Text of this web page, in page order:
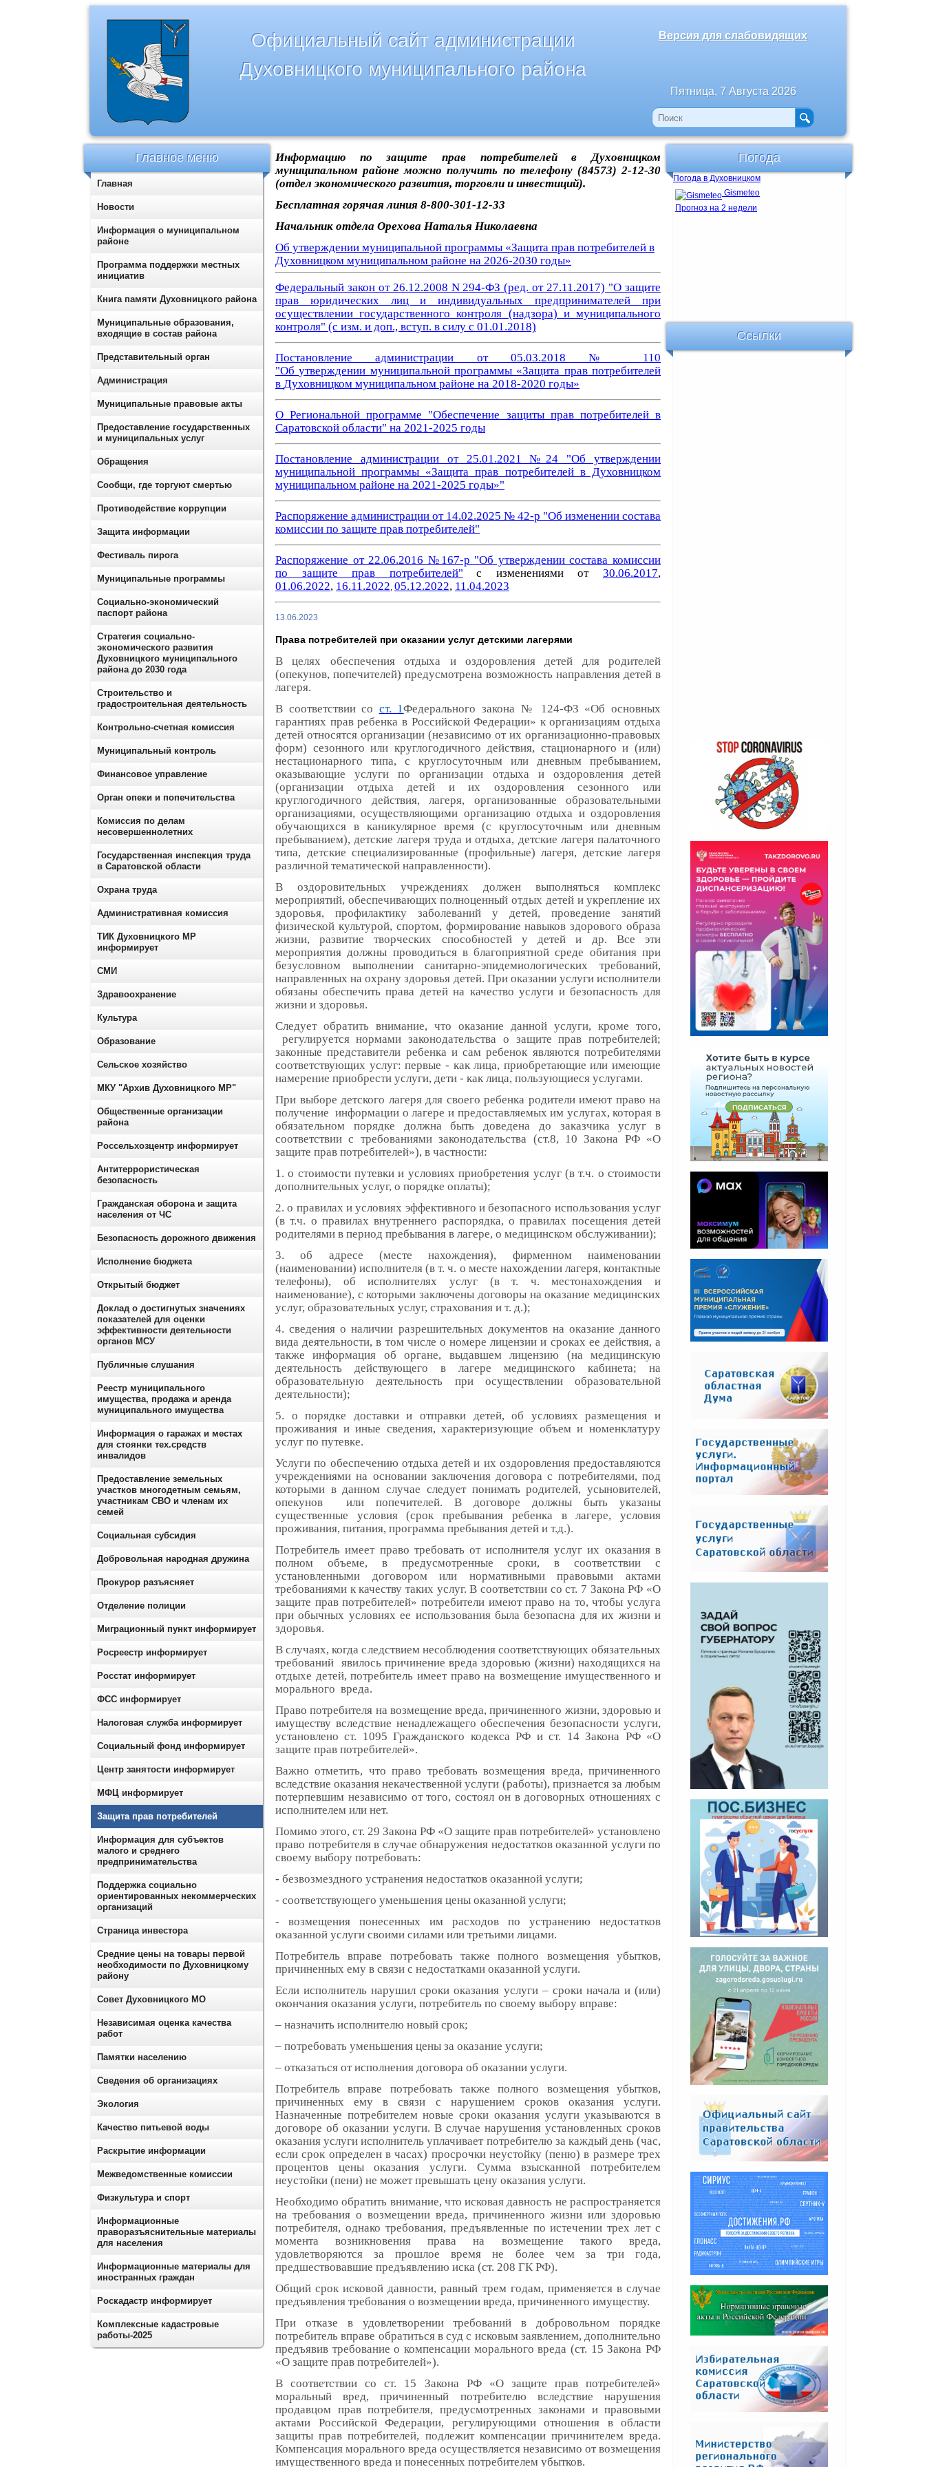
Официальный сайт администрации
Духовницкого муниципального района
Версия для слабовидящих
Пятница, 7 Августа 2026
Информацию по защите прав потребителей в Духовницком
муниципальном районе можно получить по телефону (84573) 2-12-30
(отдел экономического развития, торговли и инвестиций).
Бесплатная горячая линия 8-800-301-12-33
Начальник отдела Орехова Наталья Николаевна
Об утверждении муниципальной программы «Защита прав потребителей в
Духовницком муниципальном районе на 2026-2030 годы»
Федеральный закон от 26.12.2008 N 294-ФЗ (ред. от 27.11.2017) "О защите
прав юридических лиц и индивидуальных предпринимателей при
осуществлении государственного контроля (надзора) и муниципального
контроля" (с изм. и доп., вступ. в силу с 01.01.2018)
Постановление администрации от 05.03.2018 № 110
"Обутверждении муниципальной программы «Защита прав потребителей
в Духовницком муниципальном районе на 2018-2020 годы»
О Региональной программе "Обеспечение защиты прав потребителей в
Саратовской области" на 2021-2025 годы
Постановление администрации от 25.01.2021 №24 "Об утверждении
муниципальной программы «Защита прав потребителей в Духовницком
муниципальном районе на 2021-2025 годы»"
Распоряжение администрации от 14.02.2025 № 42-р "Об изменении состава
комиссии по защите прав потребителей"
Распоряжение от 22.06.2016 №167-р "Об утверждении состава комиссии
по защите прав потребителей" с изменениями от30.06.2017,
01.06.2022, 16.11.2022, 05.12.2022, 11.04.2023
13.06.2023
Права потребителей при оказании услуг детскими лагерями
В целях обеспечения отдыха и оздоровления детей для родителей
(опекунов, попечителей) предусмотрена возможность направления детей в
лагеря.
В соответствии со ст. 1Федерального закона № 124-ФЗ «Об основных
гарантиях прав ребенка в Российской Федерации» к организациям отдыха
детей относятся организации (независимо от их организационно-правовых
форм) сезонного или круглогодичного действия, стационарного и (или)
нестационарного типа, с круглосуточным или дневным пребыванием,
оказывающие услуги по организации отдыха и оздоровления детей
(организации отдыха детей и их оздоровления сезонного или
круглогодичного действия, лагеря, организованные образовательными
организациями, осуществляющими организацию отдыха и оздоровления
обучающихся в каникулярное время (с круглосуточным или дневным
пребыванием), детские лагеря труда и отдыха, детские лагеря палаточного
типа, детские специализированные (профильные) лагеря, детские лагеря
различной тематической направленности).
В оздоровительных учреждениях должен выполняться комплекс
мероприятий, обеспечивающих полноценный отдых детей и укрепление их
здоровья, профилактику заболеваний у детей, проведение занятий
физической культурой, спортом, формирование навыков здорового образа
жизни, развитие творческих способностей у детей и др. Все эти
мероприятия должны проводиться в благоприятной среде обитания при
безусловном выполнении санитарно-эпидемиологических требований,
направленных на охрану здоровья детей. При оказании услуги исполнители
обязаны обеспечить права детей на качество услуги и безопасность для
жизни и здоровья.
Следует обратить внимание, что оказание данной услуги, кроме того,
регулируется нормами законодательства о защите прав потребителей;
законные представители ребенка и сам ребенок являются потребителями
соответствующих услуг: первые - как лица, приобретающие или имеющие
намерение приобрести услуги, дети - как лица, пользующиеся услугами.
При выборе детского лагеря для своего ребенка родители имеют право на
получение информации о лагере и предоставляемых им услугах, которая в
обязательном порядке должна быть доведена до заказчика услуг в
соответствии с требованиями законодательства (ст.8, 10 Закона РФ «О
защите прав потребителей»), в частности:
1.о стоимости путевки и условиях приобретения услуг (в т.ч. о стоимости
дополнительных услуг, о порядке оплаты);
2.о правилах и условиях эффективного и безопасного использования услуг
(в т.ч. о правилах внутреннего распорядка, о правилах посещения детей
родителями в период пребывания в лагере, о медицинском обслуживании);
3.об адресе (месте нахождения), фирменном наименовании
(наименовании) исполнителя (в т. ч. о месте нахождении лагеря, контактные
телефоны), об исполнителях услуг (в т. ч. местонахождения и
наименование), с которыми заключены договоры на оказание медицинских
услуг, образовательных услуг, страхования и т. д.);
4.сведения о наличии разрешительных документов на оказание данного
вида деятельности, в том числе о номере лицензии и сроках ее действия, а
также информация об органе, выдавшем лицензию (на медицинскую
деятельность действующего в лагере медицинского кабинета; на
образовательную деятельность при осуществлении образовательной
деятельности);
5. о порядке доставки и отправки детей, об условиях размещения и
проживания и иные сведения, характеризующие объем и номенклатуру
услуг по путевке.
Услуги по обеспечению отдыха детей и их оздоровления предоставляются
учреждениями на основании заключения договора с потребителями, под
которыми в данном случае следует понимать родителей, усыновителей,
опекунов или попечителей. В договоре должны быть указаны
существенные условия (срок пребывания ребенка в лагере, условия
проживания, питания, программа пребывания детей и т.д.).
Потребитель имеет право требовать от исполнителя услуг их оказания в
полном объеме, в предусмотренные сроки, в соответствии с
установленными договором или нормативными правовыми актами
требованиями к качеству таких услуг. В соответствии со ст. 7 Закона РФ «О
защите прав потребителей» потребители имеют право на то, чтобы услуга
при обычных условиях ее использования была безопасна для их жизни и
здоровья.
В случаях, когда следствием несоблюдения соответствующих обязательных
требований явилось причинение вреда здоровью (жизни) находящихся на
отдыхе детей, потребитель имеет право на возмещение имущественного и
морального вреда.
Право потребителя на возмещение вреда, причиненного жизни, здоровью и
имуществу вследствие ненадлежащего обеспечения безопасности услуги,
установлено ст. 1095 Гражданского кодекса РФ и ст. 14 Закона РФ «О
защите прав потребителей».
Важно отметить, что право требовать возмещения вреда, причиненного
вследствие оказания некачественной услуги (работы), признается за любым
потерпевшим независимо от того, состоял он в договорных отношениях с
исполнителем или нет.
Помимо этого, ст. 29 Закона РФ «О защите прав потребителей» установлено
право потребителя в случае обнаружения недостатков оказанной услуги по
своему выбору потребовать:
- безвозмездного устранения недостатков оказанной услуги;
- соответствующего уменьшения цены оказанной услуги;
- возмещения понесенных им расходов по устранению недостатков
оказанной услуги своими силами или третьими лицами.
Потребитель вправе потребовать также полного возмещения убытков,
причиненных ему в связи с недостатками оказанной услуги.
Если исполнитель нарушил сроки оказания услуги – сроки начала и (или)
окончания оказания услуги, потребитель по своему выбору вправе:
– назначить исполнителю новый срок;
– потребовать уменьшения цены за оказание услуги;
– отказаться от исполнения договора об оказании услуги.
Потребитель вправе потребовать также полного возмещения убытков,
причиненных ему в связи с нарушением сроков оказания услуги.
Назначенные потребителем новые сроки оказания услуги указываются в
договоре об оказании услуги. В случае нарушения установленных сроков
оказания услуги исполнитель уплачивает потребителю за каждый день (час,
если срок определен в часах) просрочки неустойку (пеню) в размере трех
процентов цены оказания услуги. Сумма взысканной потребителем
неустойки (пени) не может превышать цену оказания услуги.
Необходимо обратить внимание, что исковая давность не распространяется
на требования о возмещении вреда, причиненного жизни или здоровью
потребителя, однако требования, предъявленные по истечении трех лет с
момента возникновения права на возмещение такого вреда,
удовлетворяются за прошлое время не более чем за три года,
предшествовавшие предъявлению иска (ст. 208 ГК РФ).
Общий срок исковой давности, равный трем годам, применяется в случае
предъявления требования о возмещении вреда, причиненного имуществу.
При отказе в удовлетворении требований в добровольном порядке
потребитель вправе обратиться в суд с исковым заявлением, дополнительно
предъявив требование о компенсации морального вреда (ст. 15 Закона РФ
«О защите прав потребителей»).
В соответствии со ст. 15 Закона РФ «О защите прав потребителей»
моральный вред, причиненный потребителю вследствие нарушения
продавцом прав потребителя, предусмотренных законами и правовыми
актами Российской Федерации, регулирующими отношения в области
защиты прав потребителей, подлежит компенсации причинителем вреда.
Компенсация морального вреда осуществляется независимо от возмещения
имущественного вреда и понесенных потребителем убытков.
Главное меню
Главная
Новости
Информация о муниципальном
районе
Программа поддержки местных
инициатив
Книга памяти Духовницкого района
Муниципальные образования,
входящие в состав района
Представительный орган
Администрация
Муниципальные правовые акты
Предоставление государственных
и муниципальных услуг
Обращения
Сообщи, где торгуют смертью
Противодействие коррупции
Защита информации
Фестиваль пирога
Муниципальные программы
Социально-экономический
паспорт района
Стратегия социально-
экономического развития
Духовницкого муниципального
района до 2030 года
Строительство и
градостроительная деятельность
Контрольно-счетная комиссия
Муниципальный контроль
Финансовое управление
Орган опеки и попечительства
Комиссия по делам
несовершеннолетних
Государственная инспекция труда
в Саратовской области
Охрана труда
Административная комиссия
ТИК Духовницкого МР
информирует
СМИ
Здравоохранение
Культура
Образование
Сельское хозяйство
МКУ "Архив Духовницкого МР"
Общественные организации
района
Россельхозцентр информирует
Антитеррористическая
безопасность
Гражданская оборона и защита
населения от ЧС
Безопасность дорожного движения
Исполнение бюджета
Открытый бюджет
Доклад о достигнутых значениях
показателей для оценки
эффективности деятельности
органов МСУ
Публичные слушания
Реестр муниципального
имущества, продажа и аренда
муниципального имущества
Информация о гаражах и местах
для стоянки тех.средств
инвалидов
Предоставление земельных
участков многодетным семьям,
участникам СВО и членам их
семей
Социальная субсидия
Добровольная народная дружина
Прокурор разъясняет
Отделение полиции
Миграционный пункт информирует
Росреестр информирует
Росстат информирует
ФСС информирует
Налоговая служба информирует
Социальный фонд информирует
Центр занятости информирует
МФЦ информирует
Защита прав потребителей
Информация для субъектов
малого и среднего
предпринимательства
Поддержка социально
ориентированных некоммерческих
организаций
Страница инвестора
Средние цены на товары первой
необходимости по Духовницкому
району
Совет Духовницкого МО
Независимая оценка качества
работ
Памятки населению
Сведения об организациях
Экология
Качество питьевой воды
Раскрытие информации
Межведомственные комиссии
Физкультура и спорт
Информационные
праворазъяснительные материалы
для населения
Информационные материалы для
иностранных граждан
Роскадастр информирует
Комплексные кадастровые
работы-2025
Погода
Погода в Духовницком
Gismeteo
Прогноз на 2 недели
Ссылки